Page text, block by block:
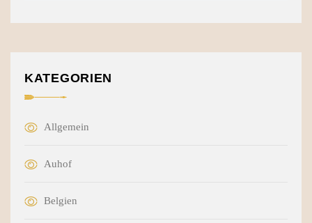
KATEGORIEN
Allgemein
Auhof
Belgien